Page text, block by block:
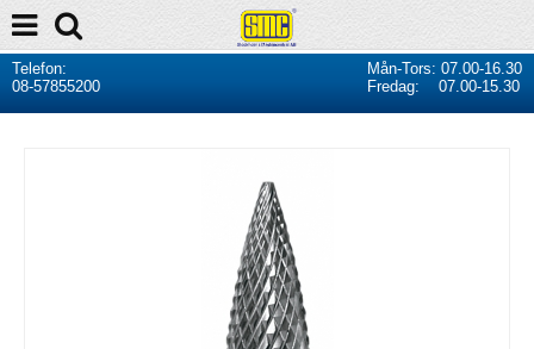
Telefon:
08-57855200
Mån-Tors: 07.00-16.30
Fredag: 07.00-15.30